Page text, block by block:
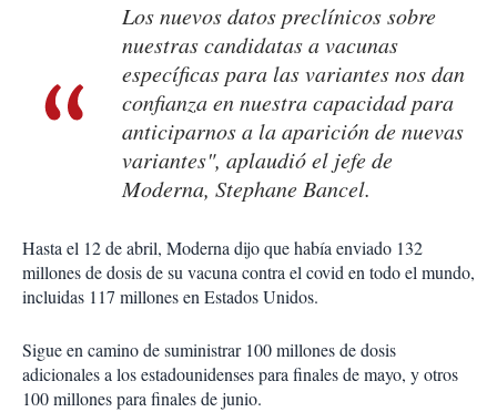
Los nuevos datos preclínicos sobre
nuestras candidatas a vacunas
específicas para las variantes nos dan
confianza en nuestra capacidad para
anticiparnos a la aparición de nuevas
variantes", aplaudió el jefe de
Moderna, Stephane Bancel.
Hasta el 12 de abril, Moderna dijo que había enviado 132
millones de dosis de su vacuna contra el covid en todo el mundo,
incluidas 117 millones en Estados Unidos.
Sigue en camino de suministrar 100 millones de dosis
adicionales a los estadounidenses para finales de mayo, y otros
100 millones para finales de junio.